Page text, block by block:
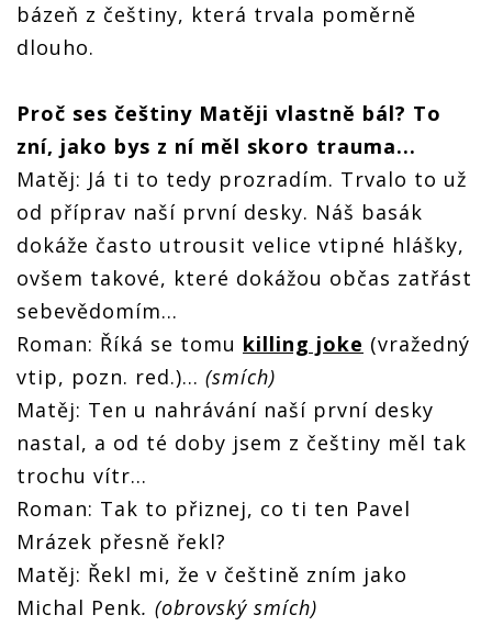
bázeň z češtiny, která trvala poměrně
dlouho.
Proč ses češtiny Matěji vlastně bál? To
zní, jako bys z ní měl skoro trauma...
Matěj: Já ti to tedy prozradím. Trvalo to už
od příprav naší první desky. Náš basák
dokáže často utrousit velice vtipné hlášky,
ovšem takové, které dokážou občas zatřást
sebevědomím...
Roman: Říká se tomu killing joke (vražedný
vtip, pozn. red.)... (smích)
Matěj: Ten u nahrávání naší první desky
nastal, a od té doby jsem z češtiny měl tak
trochu vítr...
Roman: Tak to přiznej, co ti ten Pavel
Mrázek přesně řekl?
Matěj: Řekl mi, že v češtině zním jako
Michal Penk. (obrovský smích)